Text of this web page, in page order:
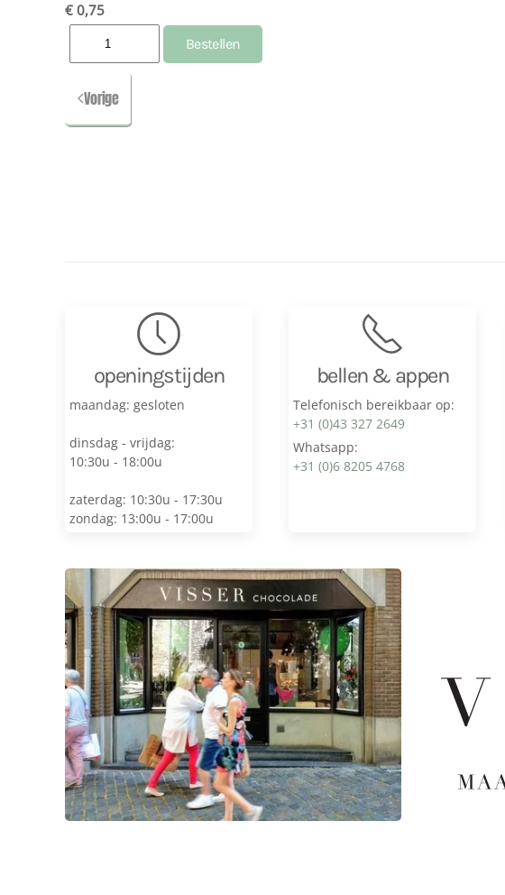
€ 0,75
Vorige
openingstijden
maandag: gesloten
dinsdag - vrijdag:
10:30u - 18:00u
zaterdag: 10:30u - 17:30u
zondag: 13:00u - 17:00u
bellen & appen
Telefonisch bereikbaar op:
+31 (0)43 327 2649
Whatsapp:
+31 (0)6 8205 4768